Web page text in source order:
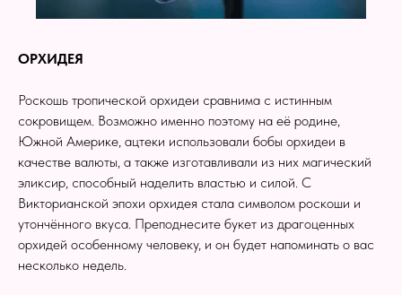
ОРХИДЕЯ
Роскошь тропической орхидеи сравнима с истинным
сокровищем. Возможно именно поэтому на её родине,
Южной Америке, ацтеки использовали бобы орхидеи в
качестве валюты, а также изготавливали из них магический
эликсир, способный наделить властью и силой. С
Викторианской эпохи орхидея стала символом роскоши и
утончённого вкуса. Преподнесите букет из драгоценных
орхидей особенному человеку, и он будет напоминать о вас
несколько недель.